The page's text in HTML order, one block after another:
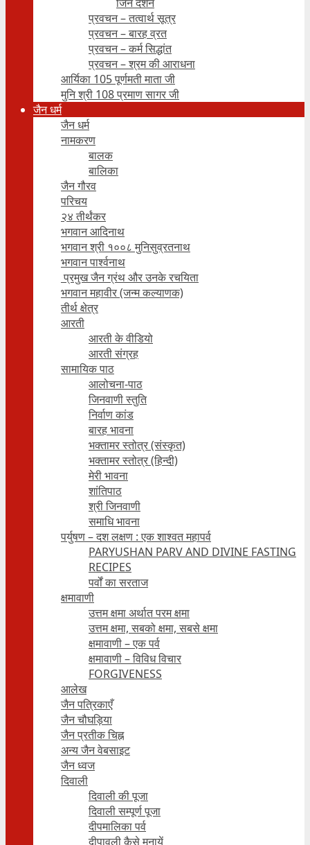
प्रवचन – तत्वार्थ सूत्र
प्रवचन – बारह व्रत
प्रवचन – कर्म सिद्धांत
प्रवचन – श्रम की आराधना
आर्यिका 105 पूर्णमती माता जी
मुनि श्री 108 प्रमाण सागर जी
जैन धर्म
जैन धर्म
नामकरण
बालक
बालिका
जैन गौरव
परिचय
२४ तीर्थंकर
भगवान आदिनाथ
भगवान श्री १००८ मुनिसुव्रतनाथ
भगवान पार्श्वनाथ
प्रमुख जैन ग्रंथ और उनके रचयिता
भगवान महावीर (जन्म कल्याणक)
तीर्थ क्षेत्र
आरती
आरती के वीडियो
आरती संग्रह
सामायिक पाठ
आलोचना-पाठ
जिनवाणी स्तुति
निर्वाण कांड
बारह भावना
भक्तामर स्तोत्र (संस्कृत)
भक्तामर स्तोत्र (हिन्दी)
मेरी भावना
शांतिपाठ
श्री जिनवाणी
समाधि भावना
पर्युषण – दश लक्षण : एक शाश्वत महापर्व
PARYUSHAN PARV AND DIVINE FASTING
RECIPES
पर्वों का सरताज
क्षमावाणी
उत्तम क्षमा अर्थात परम क्षमा
उत्तम क्षमा, सबको क्षमा, सबसे क्षमा
क्षमावाणी – एक पर्व
क्षमावाणी – विविध विचार
FORGIVENESS
आलेख
जैन पत्रिकाएँ
जैन चौघड़िया
जैन प्रतीक चिह्न
अन्य जैन वेबसाइट
जैन ध्वज
दिवाली
दिवाली की पूजा
दिवाली सम्पूर्ण पूजा
दीपमालिका पर्व
दीपावली कैसे मनायें